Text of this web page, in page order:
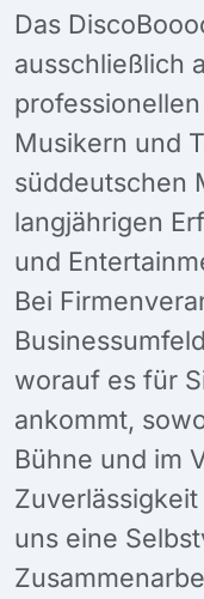
Das
ausschließlich
Musikern und
süddeutschen
langjährigen
und
Bei
worauf es für
ankommt,
Bühne und im
uns eine